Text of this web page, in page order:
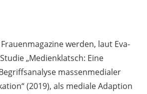
werden, laut Eva-
„Medienklatsch: Eine
massenmedialer
(2019), als mediale Adaption